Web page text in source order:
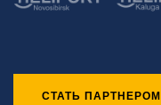
СТАТЬ ПАРТНЕРОМ